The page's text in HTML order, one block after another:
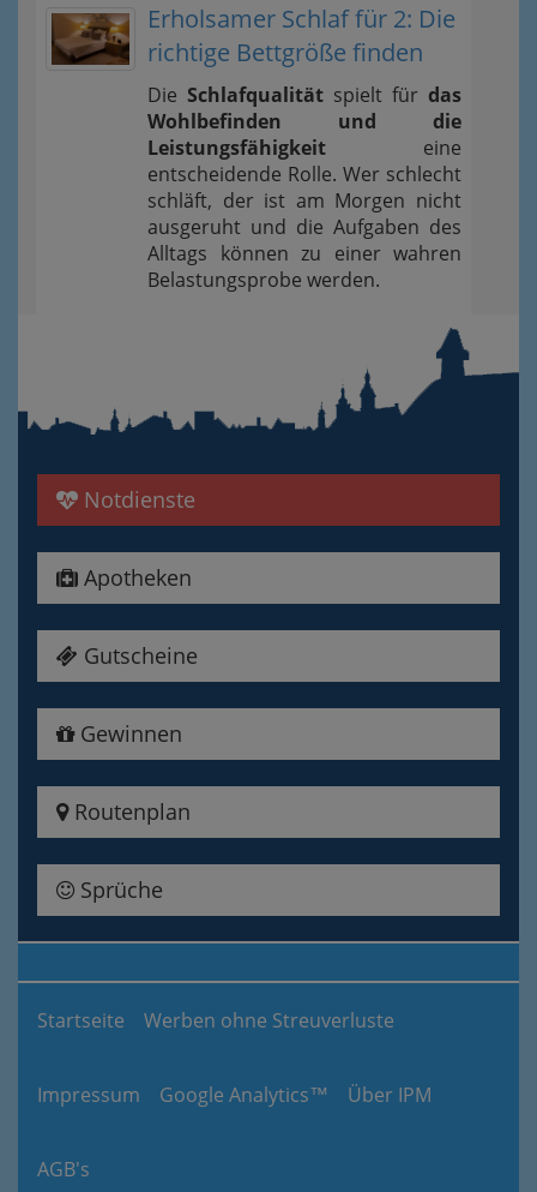
Erholsamer Schlaf für 2: Die
richtige Bettgröße finden
Die Schlafqualität spielt für das
Wohlbefinden und die
Leistungsfähigkeit eine
entscheidende Rolle. Wer schlecht
schläft, der ist am Morgen nicht
ausgeruht und die Aufgaben des
Alltags können zu einer wahren
Belastungsprobe werden.
Notdienste
Apotheken
Gutscheine
Gewinnen
Routenplan
Sprüche
Startseite Werben ohne Streuverluste
Impressum Google Analytics™ Über IPM
AGB's